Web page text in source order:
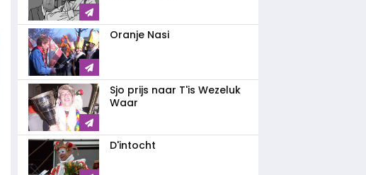
Oranje Nasi
Sjo prijs naar T'is Wezeluk
Waar
D'intocht